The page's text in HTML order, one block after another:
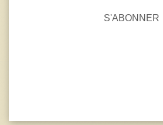
S'ABONNER